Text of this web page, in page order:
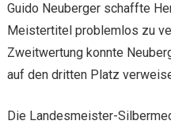
Guido Neuberger schaffte
Meistertitel problemlos zu
Zweitwertung konnte
auf den dritten Platz
Die Landesmeister-